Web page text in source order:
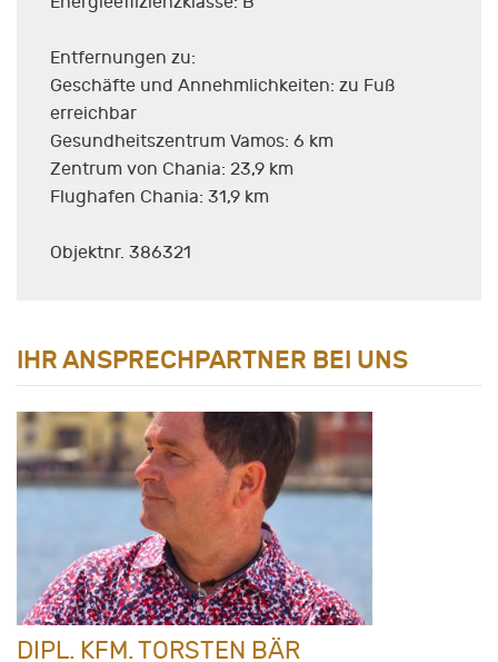
Entfernungen zu:
Geschäfte und Annehmlichkeiten: zu Fuß
erreichbar
Gesundheitszentrum Vamos: 6 km
Zentrum von Chania: 23,9 km
Flughafen Chania: 31,9 km
Objektnr. 386321
IHR ANSPRECHPARTNER BEI UNS
DIPL. KFM. TORSTEN BÄR